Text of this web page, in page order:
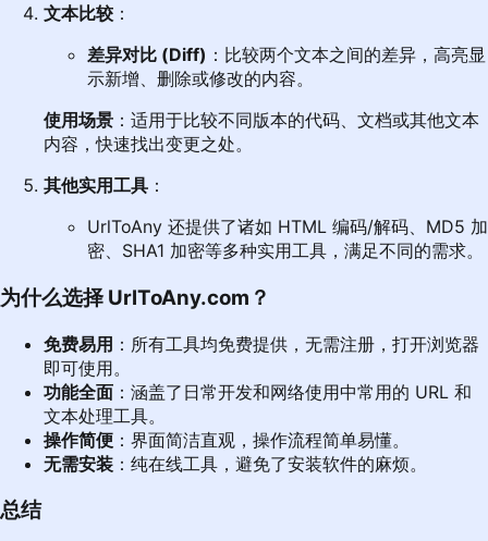
文本比较 ：
差异对比 (Diff) ：比较两个文本之间的差异，高亮显
示新增、删除或修改的内容。
使用场景 ：适用于比较不同版本的代码、文档或其他文本
内容，快速找出变更之处。
其他实用工具 ：
UrlToAny 还提供了诸如 HTML 编码/解码、MD5 加
密、SHA1 加密等多种实用工具，满足不同的需求。
为什么选择 UrlToAny.com ？
免费易用 ：所有工具均免费提供，无需注册，打开浏览器
即可使用。
功能全面 ：涵盖了日常开发和网络使用中常用的 URL 和
文本处理工具。
操作简便 ：界面简洁直观，操作流程简单易懂。
无需安装 ：纯在线工具，避免了安装软件的麻烦。
总结